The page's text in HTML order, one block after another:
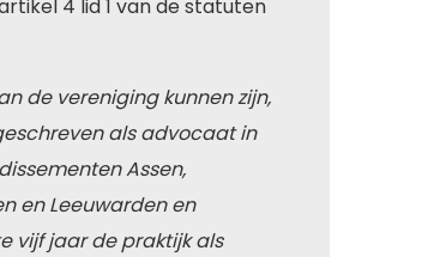
4 lid 1 van de statuten
de vereniging kunnen zijn,
als advocaat in
Assen,
en Leeuwarden en
vijf jaar de praktijk als